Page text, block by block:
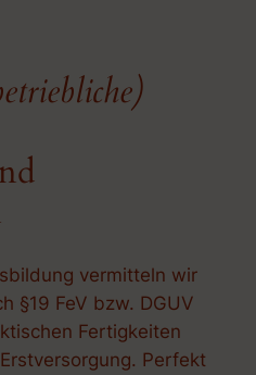
vermitteln wir
§19 FeV bzw. DGUV
Fertigkeiten
Perfekt